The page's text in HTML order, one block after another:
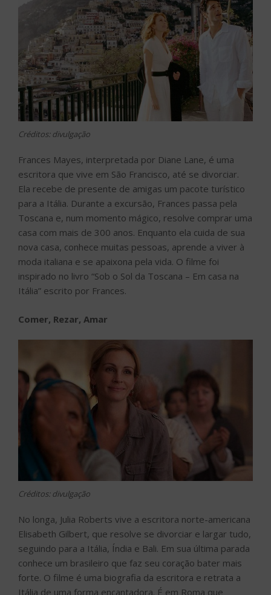
Créditos: divulgação
Frances Mayes, interpretada por Diane Lane, é uma
escritora que vive em São Francisco, até se divorciar.
Ela recebe de presente de amigas um pacote turístico
para a Itália. Durante a excursão, Frances passa pela
Toscana e, num momento mágico, resolve comprar uma
casa com mais de 300 anos. Enquanto ela cuida de sua
nova casa, conhece muitas pessoas, aprende a viver à
moda italiana e se apaixona pela vida. O filme foi
inspirado no livro “Sob o Sol da Toscana – Em casa na
Itália” escrito por Frances.
Comer, Rezar, Amar
Créditos: divulgação
No longa, Julia Roberts vive a escritora norte-americana
Elisabeth Gilbert, que resolve se divorciar e largar tudo,
seguindo para a Itália, Índia e Bali. Em sua última parada
conhece um brasileiro que faz seu coração bater mais
forte. O filme é uma biografia da escritora e retrata a
Itália de uma forma encantadora. É em Roma que